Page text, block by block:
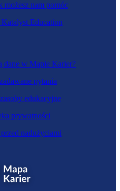
dane w Mapie Karier?
pytania
edukacyjne
prywatności
nadużyciami
możesz nam pomóc
Education